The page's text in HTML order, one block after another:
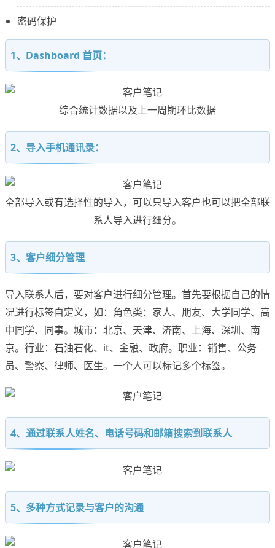
密码保护
1、Dashboard 首页：
综合统计数据以及上⼀周期环比数据
2、导入手机通讯录：
全部导入或有选择性的导入，可以只导入客户也可以把全部联
系人导入进行细分。
3、客户细分管理
导入联系人后，要对客户进行细分管理。首先要根据自己的情
况进行标签自定义，如：角色类：家人、朋友、大学同学、高
中同学、同事。城市：北京、天津、济南、上海、深圳、南
京。行业：石油石化、it、金融、政府。职业：销售、公务
员、警察、律师、医生。⼀个人可以标记多个标签。
4、通过联系人姓名、电话号码和邮箱搜索到联系人
5、多种方式记录与客户的沟通